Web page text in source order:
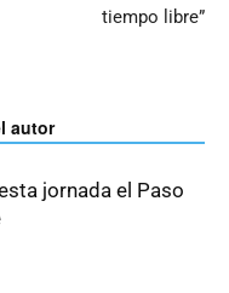
tiempo libre”
autor
jornada el Paso